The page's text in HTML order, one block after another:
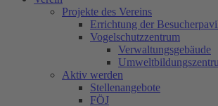
Projekte des Vereins
Errichtung der
Vogelschutzzentrum
Verwaltungsgebäude
Aktiv werden
Stellenangebote
FÖJ